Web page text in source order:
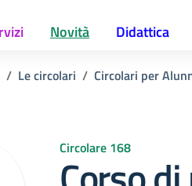
Novità Didattica
Le circolari Circolari per
Circolare 168